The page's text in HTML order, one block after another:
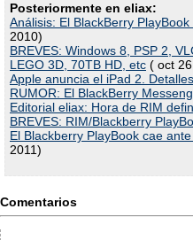
Posteriormente en eliax:
Análisis: El BlackBerry
2010)
BREVES: Windows 8, PSP 2,
LEGO 3D, 70TB HD, etc ( oct
Apple anuncia el iPad 2.
RUMOR: El BlackBerry
Editorial eliax: Hora de RIM
BREVES: RIM/Blackberry
El Blackberry PlayBook cae
2011)
Comentarios